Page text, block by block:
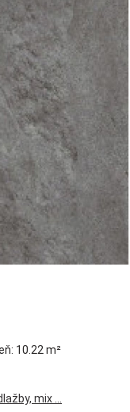
10.22 m²
mix ...